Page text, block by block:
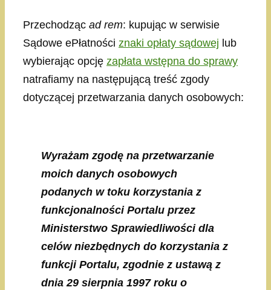
Przechodząc ad rem: kupując w serwisie
Sądowe ePłatności znaki opłaty sądowej lub
wybierając opcję zapłata wstępna do sprawy
natrafiamy na następującą treść zgody
dotyczącej przetwarzania danych osobowych:
Wyrażam zgodę na przetwarzanie
moich danych osobowych
podanych w toku korzystania z
funkcjonalności Portalu przez
Ministerstwo Sprawiedliwości dla
celów niezbędnych do korzystania z
funkcji Portalu, zgodnie z ustawą z
dnia 29 sierpnia 1997 roku o